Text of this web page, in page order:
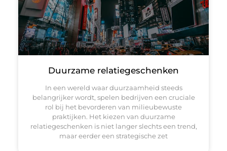
Duurzame relatiegeschenken
In een wereld waar duurzaamheid steeds
belangrijker wordt, spelen bedrijven een cruciale
rol bij het bevorderen van milieubewuste
praktijken. Het kiezen van duurzame
relatiegeschenken is niet langer slechts een trend,
maar eerder een strategische zet